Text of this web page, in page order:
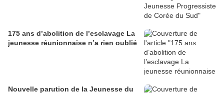
175 ans d’abolition de l’esclavage La
jeunesse réunionnaise n’a rien oublié
Nouvelle parution de la Jeunesse du